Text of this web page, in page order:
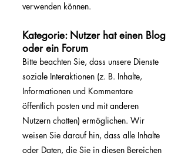
verwenden können.
Kategorie: Nutzer hat einen Blog
oder ein Forum
Bitte beachten Sie, dass unsere Dienste
soziale Interaktionen (z. B. Inhalte,
Informationen und Kommentare
öffentlich posten und mit anderen
Nutzern chatten) ermöglichen. Wir
weisen Sie darauf hin, dass alle Inhalte
oder Daten, die Sie in diesen Bereichen